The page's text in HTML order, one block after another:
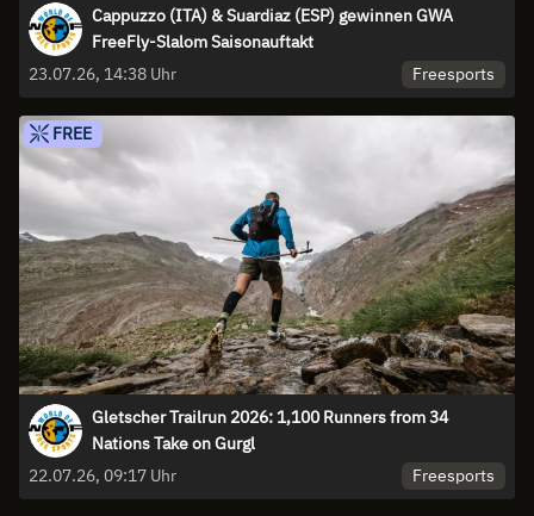
Cappuzzo (ITA) & Suardiaz (ESP) gewinnen GWA
FreeFly-Slalom Saisonauftakt
23.07.26, 14:38 Uhr
Freesports
FREE
Gletscher Trailrun 2026: 1,100 Runners from 34
Nations Take on Gurgl
22.07.26, 09:17 Uhr
Freesports